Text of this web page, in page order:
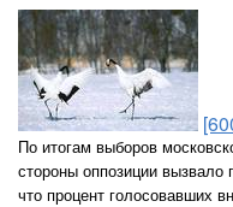
По итогам выборов
стороны оппозиции вызвало
что процент голосовавших